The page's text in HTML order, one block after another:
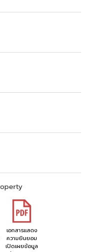
เอกสารแสดง
ความยินยอม
เปิดเผยข้อมูล